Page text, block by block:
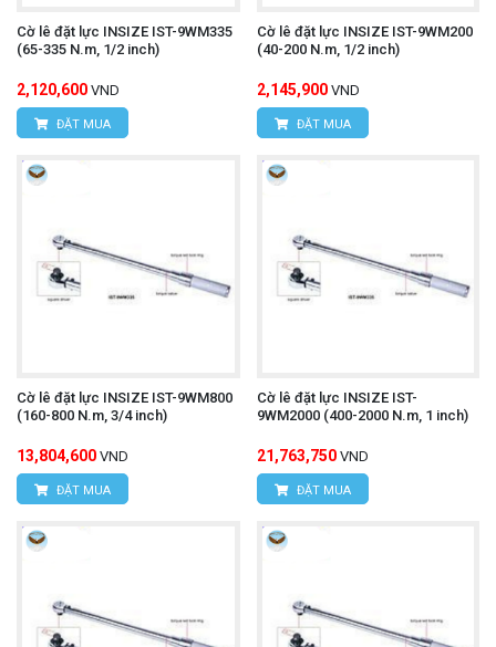
Cờ lê đặt lực INSIZE IST-9WM335
(65-335 N.m, 1/2 inch)
2,120,600 VND
ĐẶT MUA
Cờ lê đặt lực INSIZE IST-9WM200
(40-200 N.m, 1/2 inch)
2,145,900 VND
ĐẶT MUA
Cờ lê đặt lực INSIZE IST-9WM800
(160-800 N.m, 3/4 inch)
13,804,600 VND
ĐẶT MUA
Cờ lê đặt lực INSIZE IST-
9WM2000 (400-2000 N.m, 1 inch)
21,763,750 VND
ĐẶT MUA